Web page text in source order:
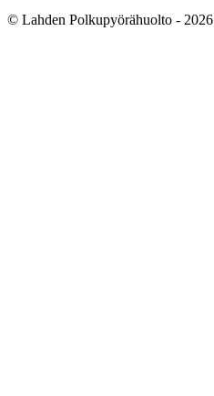
© Lahden Polkupyörähuolto - 2026